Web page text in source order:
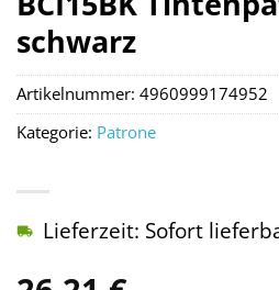
schwarz
Lieferzeit: Sofort
Artikelnummer: 4960999174952
Kategorie: Patrone